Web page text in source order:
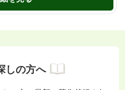
しの方へ